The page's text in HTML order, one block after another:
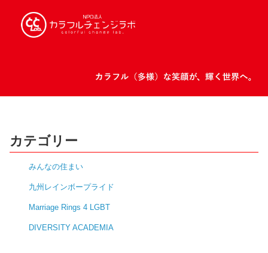
カテゴリー
みんなの住まい
九州レインボープライド
Marriage Rings 4 LGBT
DIVERSITY ACADEMIA